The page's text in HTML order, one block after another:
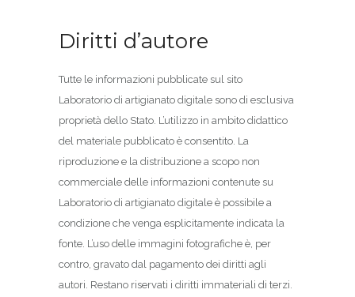
Diritti d’autore
Tutte le informazioni pubblicate sul sito
Laboratorio di artigianato digitale sono di esclusiva
proprietà dello Stato. L’utilizzo in ambito didattico
del materiale pubblicato è consentito. La
riproduzione e la distribuzione a scopo non
commerciale delle informazioni contenute su
Laboratorio di artigianato digitale è possibile a
condizione che venga esplicitamente indicata la
fonte. L’uso delle immagini fotografiche è, per
contro, gravato dal pagamento dei diritti agli
autori. Restano riservati i diritti immateriali di terzi.